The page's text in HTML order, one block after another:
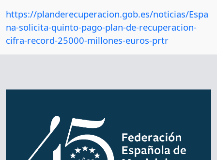
https://planderecuperacion.gob.es/noticias/Espa
na-solicita-quinto-pago-plan-de-recuperacion-
cifra-record-25000-millones-euros-prtr